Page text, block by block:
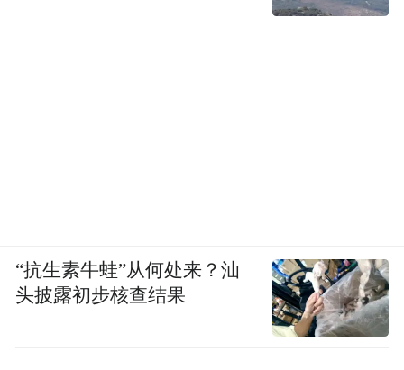
“抗生素牛蛙”从何处来？汕
头披露初步核查结果